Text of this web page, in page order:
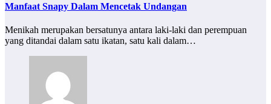
Manfaat Snapy Dalam Mencetak Undangan
Menikah merupakan bersatunya antara laki-laki dan perempuan
yang ditandai dalam satu ikatan, satu kali dalam…